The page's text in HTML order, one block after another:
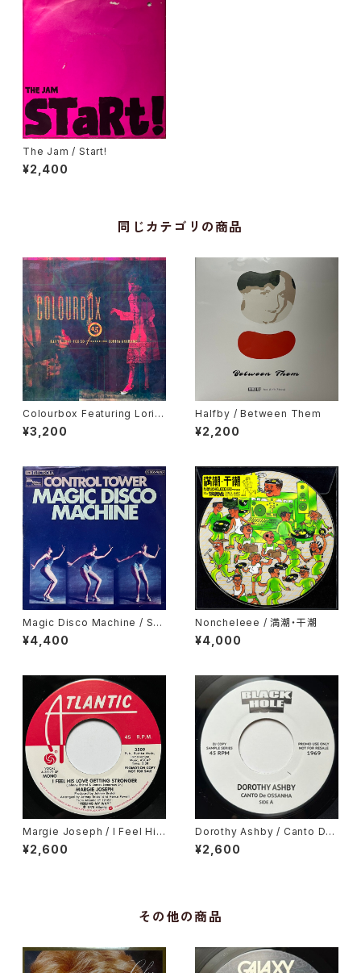
The Jam / Start!
¥2,400
同じカテゴリの商品
Colourbox Featuring Lorita
Grahame / Baby I Love You
So
¥3,200
Halfby / Between Them
¥2,200
Magic Disco Machine / Scr
atchin'
¥4,400
Noncheleee / 満潮・干潮
¥4,000
Margie Joseph / I Feel His
Love Getting Stronger
¥2,600
Dorothy Ashby / Canto De
Ossanha, Cause I Need It
¥2,600
その他の商品